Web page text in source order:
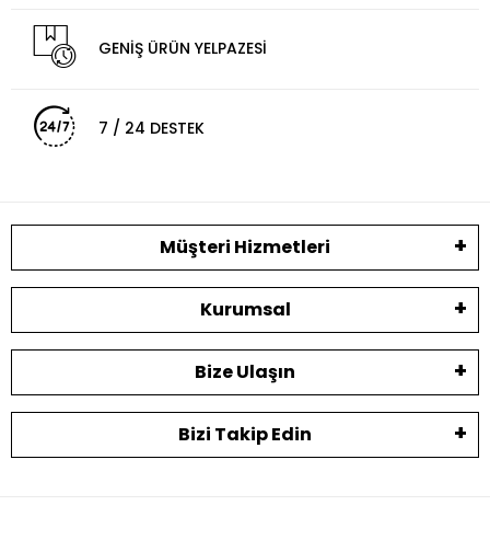
GENİŞ ÜRÜN YELPAZESİ
7 / 24 DESTEK
Müşteri Hizmetleri
Kurumsal
Bize Ulaşın
Bizi Takip Edin